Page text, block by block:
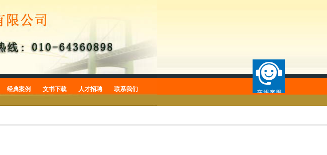
经典案例
商标案例
文书下载
商标申请
人才招聘 联系我们